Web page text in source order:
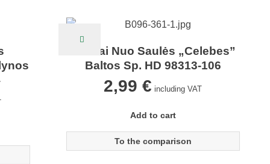
Akiniai Nuo Saulės „Celebes”
Baltos Sp. HD 98313-106
2,99€ including VAT
Add to cart
To the comparison